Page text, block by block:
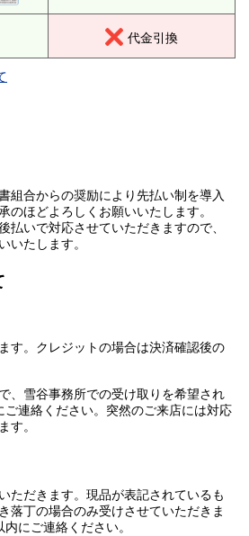
代金引換
組合からの奨励により先払い制を導入
のほどよろしくお願いいたします。
払いで対応させていただきますので、
いたします。
す。クレジットの場合は決済確認後の
、雪谷事務所での受け取りを希望され
ご連絡ください。突然のご来店には対応
す。
ただきます。現品が表記されているも
落丁の場合のみ受けさせていただきま
にご連絡ください。